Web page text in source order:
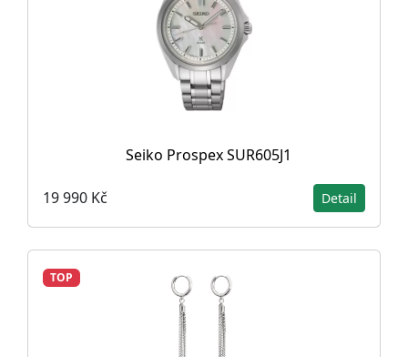
Seiko Prospex SUR605J1
19 990 Kč Detail
TOP